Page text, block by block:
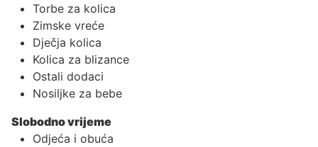
Torbe za kolica
Zimske vreće
Dječja kolica
Kolica za blizance
Ostali dodaci
Nosiljke za bebe
Slobodno vrijeme
Odjeća i obuća